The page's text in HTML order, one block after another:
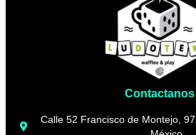
Contactanos
Calle 52 Francisco de Montejo,